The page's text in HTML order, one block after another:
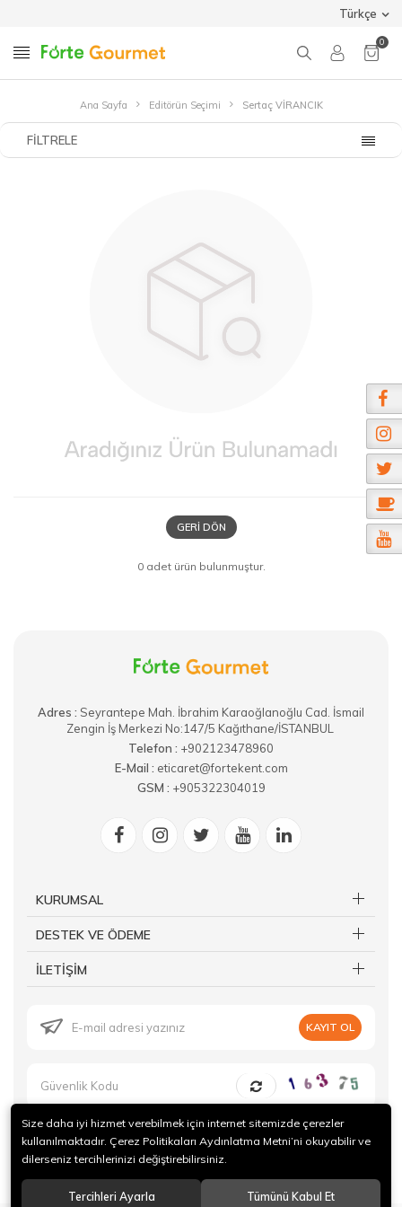
Türkçe
0
Ana Sayfa Editörün Seçimi Sertaç VİRANCIK
FILTRELE
GERI DÖN
0 adet ürün bulunmuştur.
Adres : ​Seyrantepe Mah. İbrahim Karaoğlanoğlu Cad. İsmail
Zengin İş Merkezi No:147/5 Kağıthane/İSTANBUL
Telefon : +902123478960
E-Mail : eticaret@fortekent.com
GSM : +905322304019
KURUMSAL
DESTEK VE ÖDEME
İLETİŞİM
KAYIT OL
© 2019 Forte Gurme Tüm hakları saklıdır.
Size daha iyi hizmet verebilmek için internet sitemizde çerezler
kullanılmaktadır. Çerez Politikaları Aydınlatma Metni’ni okuyabilir ve
dilerseniz tercihlerinizi değiştirebilirsiniz.
Tercihleri Ayarla Tümünü Kabul Et